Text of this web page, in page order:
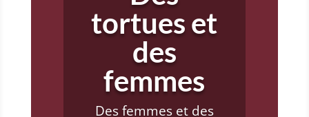
tortues et
des
femmes
Des femmes et des
Je te crois!
On refuse de
t’entendre,
On détourne le